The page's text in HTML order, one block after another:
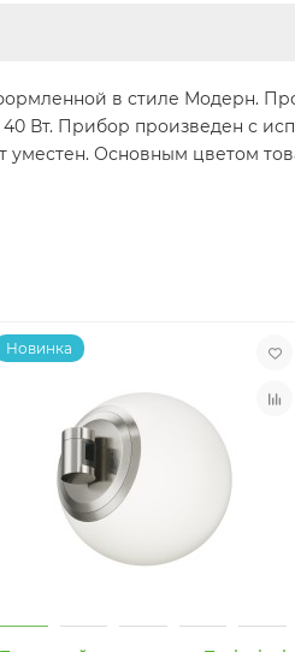
в стиле Модерн.
Вт. Прибор произведен с
Основным цветом
Новинка